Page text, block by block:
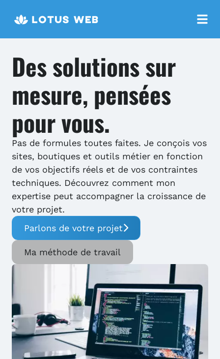
Des solutions sur
mesure, pensées
pour vous.
Pas de formules toutes faites. Je conçois vos
sites, boutiques et outils métier en fonction
de vos objectifs réels et de vos contraintes
techniques. Découvrez comment mon
expertise peut accompagner la croissance de
votre projet.
Parlons de votre projet
Ma méthode de travail